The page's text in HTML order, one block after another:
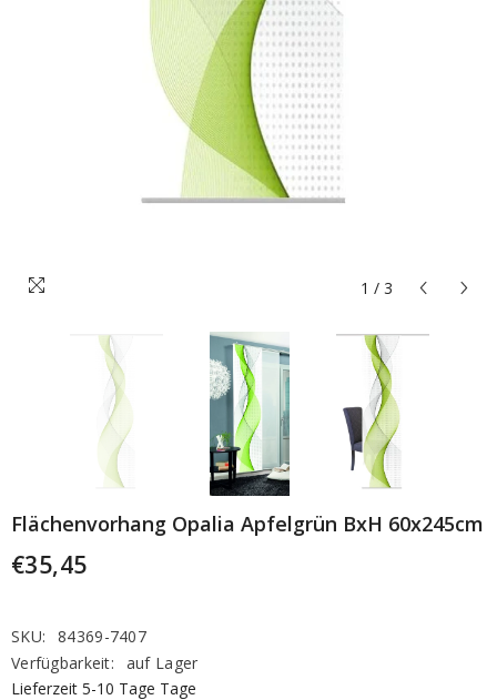
1 / 3
Flächenvorhang Opalia Apfelgrün BxH 60x245cm
€35,45
SKU:
84369-7407
Verfügbarkeit:
auf Lager
Lieferzeit 5-10 Tage Tage